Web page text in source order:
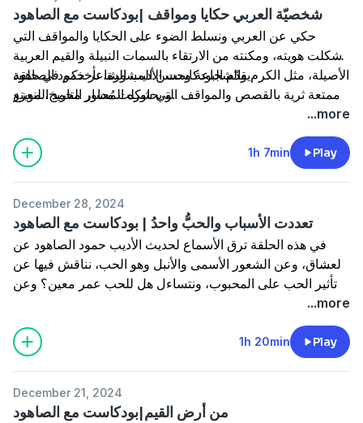
شخصيّة العربي حكايا ومواقف |بودكاست مع الصاهود
حكي عن العربي ونسلط الضوء على الحكايا والمواقف التي
شكلت هويته، ومكنته من الارتقاء بالسمات النبيلة والقيم العربية
الأصيلة، مثل الكرم والشجاعة وحسن المشورة، نأخذكم في حلقة
ممتعة ثرية بالقصص والمواقف التي شكلت مسار التاريخ، لنعزز
يقدّم البودكاست الأديب الشاعر حمود الصاهود
و يحاوره المُحاور محمد الموينع.
...more
1h 7min Play
December 28, 2024
تعددت الأسباب والحبُّ واحدُ | بودكاست مع الصاهود
في هذه الحلقة ترق الأسماع لحديث الأديب حمود الصاهود عن
العشاق، وعن الشعور الأسمى والأنبل وهو الحب، نناقش فيها عن
تأثير الحب على المحبوب، ونتساءل هل للحب عمر معين؟ وعن
طرق تسلل الحب للقلب! ونتنقل بين روائع الأشعار والقصص...more
1h 20min Play
December 21, 2024
من أرض القيم|بودكاست مع الصاهود